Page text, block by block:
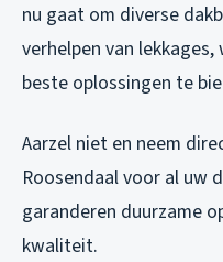
nu gaat om diverse
verhelpen van
beste oplossingen te
Aarzel niet en neem
Roosendaal voor al uw
garanderen duurzame
kwaliteit.